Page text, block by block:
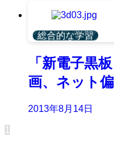
総合的な学習
「新電子黒
画、ネット偏
2013年8月14日
1